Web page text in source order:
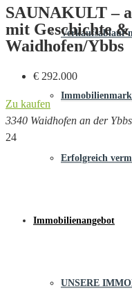
Verkaufsablauf
Erfolgreich
Immobilienangebot
UNSERE
SAUNAKULT –
mit Geschichte
Waidhofen/Ybbs
€ 292.000
Zu kaufen
3340 Waidhofen an der Ybbs
24